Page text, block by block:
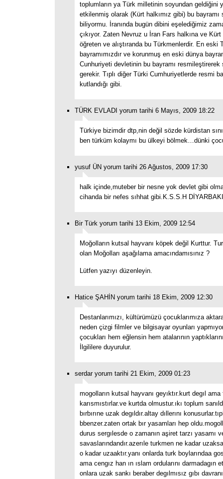
toplumların ya Türk milletinin soyundan geldiğini
etkilenmiş olarak (Kürt halkımız gibi) bu bayramı
biliyormu. İranında bugün dibini eşelediğimiz
çıkıyor. Zaten Nevruz u İran Fars halkına ve Kürt
öğreten ve alıştıranda bu Türkmenlerdir. En eski
bayramımızdır ve korunmuş en eski dünya
Cunhuriyeti devletinin bu bayramı resmileştirerek
gerekir. Tıplı diğer Türki Cumhuriyetlerde resmi
kutlandığı gibi.
TÜRK EVLADI yorum tarihi 6 Mayıs, 2009 18:22
Türkiye bizimdir dtp,nin değil sözde kürdistan
ben türküm kolaymı bu ülkeyi bölmek…dünki
yusuf ÜN yorum tarihi 26 Ağustos, 2009 17:30
halk içinde,muteber bir nesne yok devlet gibi
cihanda bir nefes sıhhat gibi.K.S.S.H
Bir Türk yorum tarihi 13 Ekim, 2009 12:54
Moğolların kutsal hayvanı köpek değil Kurttur.
olan Moğolları aşağılama amacındamısınız ?
Lütfen yazıyı düzenleyin.
Hatice ŞAHİN yorum tarihi 18 Ekim, 2009 12:30
Destanlarımızı, kültürümüzü çocuklarımıza
neden çizgi filmler ve bilgisayar oyunları
çocukları hem eğlensin hem atalarının
İlgililere duyurulur.
serdar yorum tarihi 21 Ekim, 2009 01:23
mogolların kutsal hayvanı geyıktır.kurt degıl ama
karısmıstırlar.ve kurtda olmustur.ıkı toplum
bırbırıne uzak degıldır.altay dıllerını
bbenzer.zaten ortak bır yasamları hep
durus sergılesde o zamanın aşiret tarzı yasamı
savaslarındandır.azerıle turkmen ne kadar
o kadar uzaaktır.yanı onlarda turk boylarındaa
ama cengız han ın ıslam ordularını darmadagın
onlara uzak sankı beraber degılmısız gıbı